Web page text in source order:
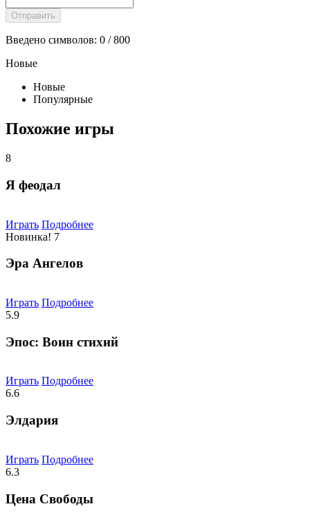
Введено символов: 0 / 800
Новые
Новые
Популярные
Похожие игры
8
Я феодал
Играть Подробнее
Новинка! 7
Эра Ангелов
Играть Подробнее
5.9
Эпос: Воин стихий
Играть Подробнее
6.6
Элдария
Играть Подробнее
6.3
Цена Свободы